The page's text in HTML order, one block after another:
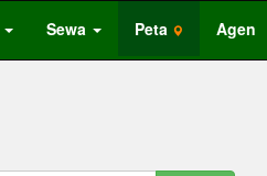
Sewa Peta Agen